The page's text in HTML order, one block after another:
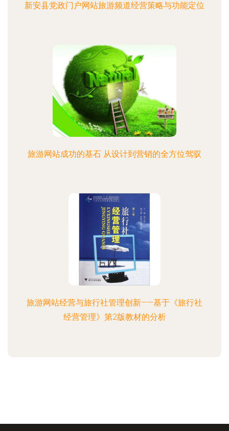
新安县党政门户网站旅游频道经营策略与功能定位
旅游网站成功的基石 从设计到营销的全方位驾驭
旅游网站经营与旅行社管理创新——基于《旅行社
经营管理》第2版教材的分析